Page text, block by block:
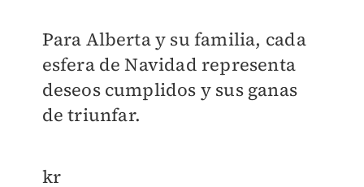
Para Alberta y su familia, cada
esfera de Navidad representa
deseos cumplidos y sus ganas
de triunfar.
kr